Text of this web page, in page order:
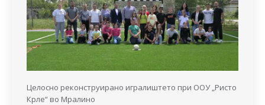
Целосно реконструирано игралиштето при ООУ „Ристо
Крле“ во Мралино